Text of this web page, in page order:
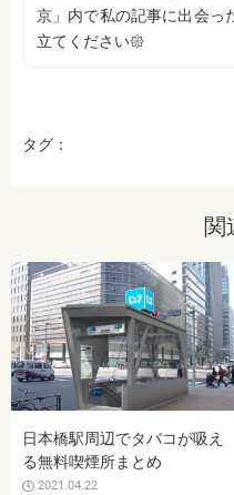
京」内で私の記事に出会っ
立てください𑁍
タグ：
関
日本橋駅周辺でタバコが吸え
る無料喫煙所まとめ
2021.04.22